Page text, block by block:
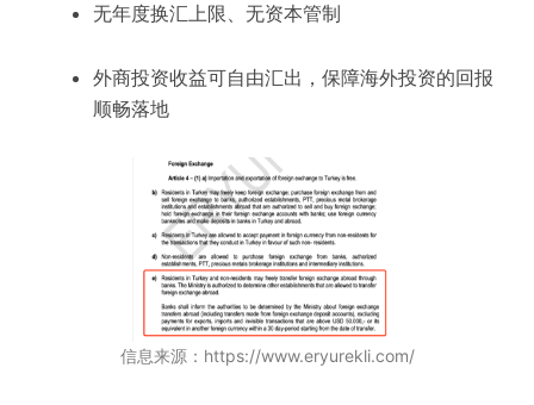
无年度换汇上限、无资本管制
外商投资收益可自由汇出，保障海外投资的回报
顺畅落地
信息来源：https://www.eryurekli.com/